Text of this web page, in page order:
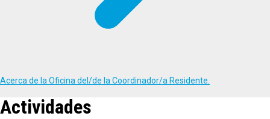
Acerca de la Oficina del/de la Coordinador/a Residente.
Actividades